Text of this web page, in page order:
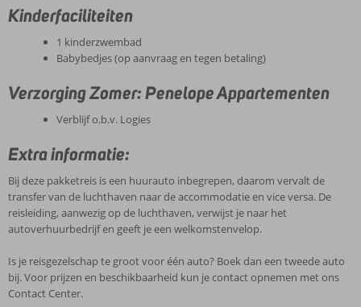
Kinderfaciliteiten
1 kinderzwembad
Babybedjes (op aanvraag en tegen betaling)
Verzorging Zomer: Penelope Appartementen
Verblijf o.b.v. Logies
Extra informatie:
Bij deze pakketreis is een huurauto inbegrepen, daarom vervalt de
transfer van de luchthaven naar de accommodatie en vice versa. De
reisleiding, aanwezig op de luchthaven, verwijst je naar het
autoverhuurbedrijf en geeft je een welkomstenvelop.
Is je reisgezelschap te groot voor één auto? Boek dan een tweede auto
bij. Voor prijzen en beschikbaarheid kun je contact opnemen met ons
Contact Center.